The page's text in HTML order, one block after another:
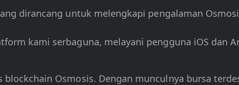
dirancang untuk melengkapi pengalaman
kami serbaguna, melayani pengguna iOS dan
blockchain Osmosis. Dengan munculnya bursa